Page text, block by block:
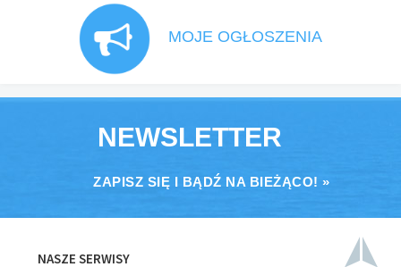
MOJE OGŁOSZENIA
NEWSLETTER
ZAPISZ SIĘ I BĄDŹ NA BIEŻĄCO! »
NASZE SERWISY